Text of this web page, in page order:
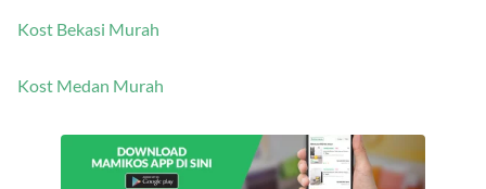
Kost Bekasi Murah
Kost Medan Murah